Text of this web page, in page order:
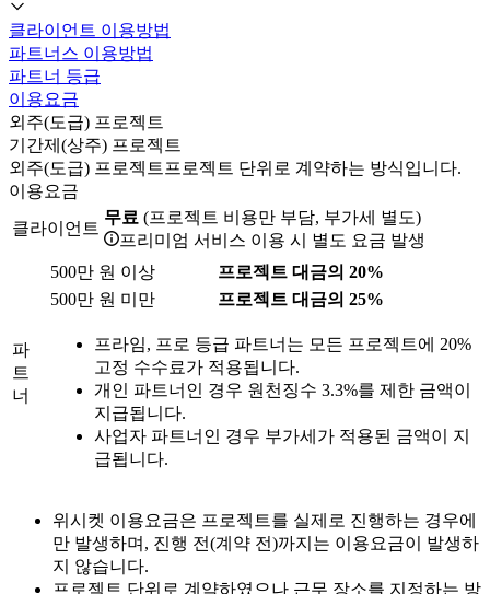
클라이언트 이용방법
파트너스 이용방법
파트너 등급
이용요금
외주(도급) 프로젝트
기간제(상주) 프로젝트
외주(도급) 프로젝트 프로젝트 단위로 계약하는 방식입니다.
이용요금
클라이언트
무료 (프로젝트 비용만 부담, 부가세 별도)
프리미엄 서비스 이용 시 별도 요금 발생
파
트
너
500만 원 이상
프로젝트 대금의 20%
500만 원 미만
프로젝트 대금의 25%
프라임, 프로 등급 파트너는 모든 프로젝트에 20%
고정 수수료가 적용됩니다.
개인 파트너인 경우 원천징수 3.3%를 제한 금액이
지급됩니다.
사업자 파트너인 경우 부가세가 적용된 금액이 지
급됩니다.
위시켓 이용요금은 프로젝트를 실제로 진행하는 경우에
만 발생하며, 진행 전(계약 전)까지는 이용요금이 발생하
지 않습니다.
프로젝트 단위로 계약하였으나 근무 장소를 지정하는 방